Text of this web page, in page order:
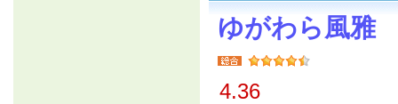
ゆがわら風雅
4.36